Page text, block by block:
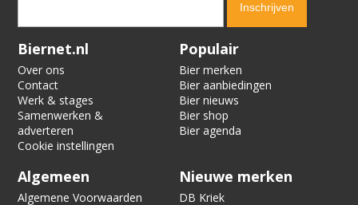
Verification code:
Biernet.nl
Over ons
Contact
Werk & stages
Samenwerken &
adverteren
Cookie instellingen
Populair
Bier merken
Bier aanbiedingen
Bier nieuws
Bier shop
Bier agenda
Algemeen
Algemene Voorwaarden
Nieuwe merken
DB Kriek